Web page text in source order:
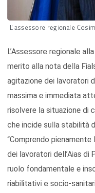
L'assessore regionale
L’Assessore regionale
merito alla nota della
agitazione dei lavoratori
massima e immediata
risolvere la situazione di
che incide sulla stabilità
“Comprendo pienamente
dei lavoratori dell’Aias di
ruolo fondamentale e
riabilitativi e socio-